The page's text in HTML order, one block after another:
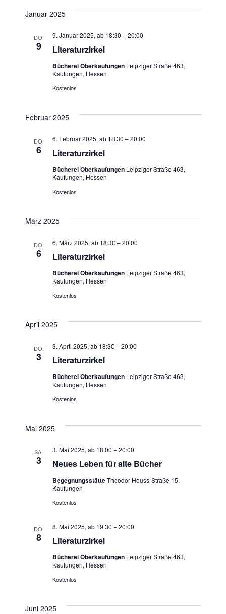
Januar 2025
DO.
9 Literaturzirkel
9. Januar 2025, ab 18:30 –20:00
Bücherei Oberkaufungen Leipziger Straße 463,
Kaufungen, Hessen
Kostenlos
Februar 2025
DO.
6 Literaturzirkel
6. Februar 2025, ab 18:30 –20:00
Bücherei Oberkaufungen Leipziger Straße 463,
Kaufungen, Hessen
Kostenlos
März 2025
DO.
6 Literaturzirkel
6. März 2025, ab 18:30 –20:00
Bücherei Oberkaufungen Leipziger Straße 463,
Kaufungen, Hessen
Kostenlos
April 2025
DO.
3 Literaturzirkel
3. April 2025, ab 18:30 –20:00
Bücherei Oberkaufungen Leipziger Straße 463,
Kaufungen, Hessen
Kostenlos
Mai 2025
SA.
3 Neues Leben für alte Bücher
3. Mai 2025, ab 18:00 –20:00
BegegnungsstätteTheodor-Heuss-Straße 15,
Kaufungen
Kostenlos
DO.
8 Literaturzirkel
8. Mai 2025, ab 19:30 –20:00
Bücherei Oberkaufungen Leipziger Straße 463,
Kaufungen, Hessen
Kostenlos
Juni 2025